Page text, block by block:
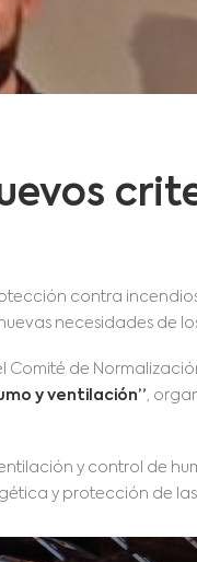
contra
necesidades de
de
y ventilación”,
y control de
y protección de las